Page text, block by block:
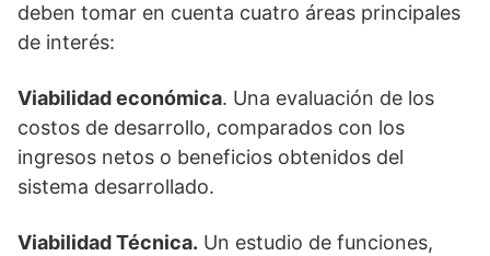
deben tomar en cuenta cuatro áreas principales
de interés:
Viabilidad económica. Una evaluación de los
costos de desarrollo, comparados con los
ingresos netos o beneficios obtenidos del
sistema desarrollado.
Viabilidad Técnica. Un estudio de funciones,